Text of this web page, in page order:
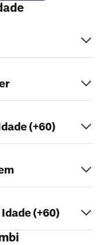
(+60)
(+60)